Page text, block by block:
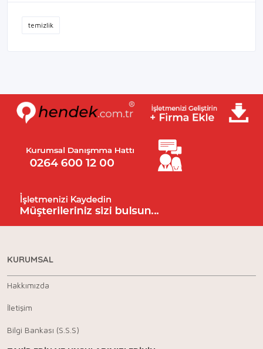
temizlik
KURUMSAL
Hakkımızda
İletişim
Bilgi Bankası (S.S.S)